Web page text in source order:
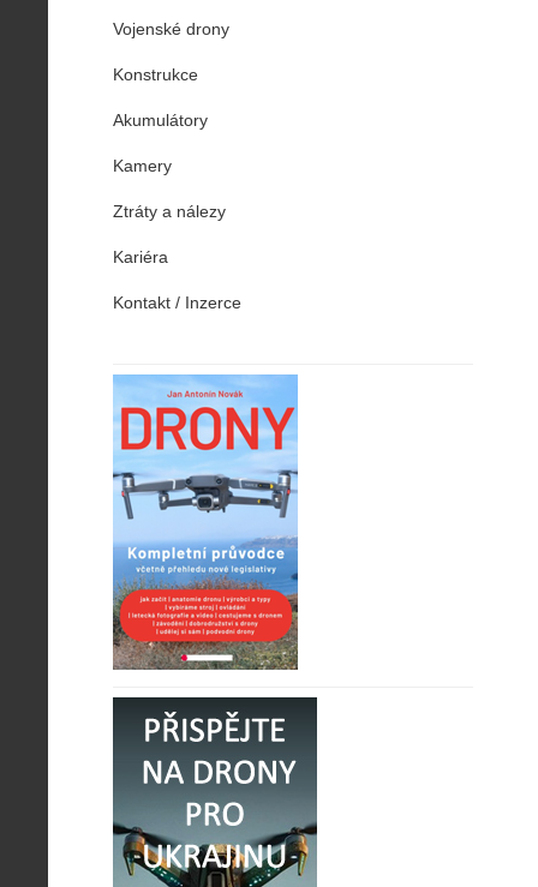
Vojenské drony
Konstrukce
Akumulátory
Kamery
Ztráty a nálezy
Kariéra
Kontakt / Inzerce